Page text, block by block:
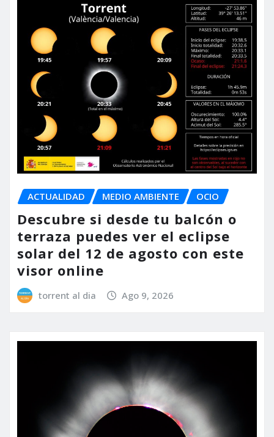
ACTUALIDAD MEDIO AMBIENTE OCIO
Descubre si desde tu balcón o
terraza puedes ver el eclipse
solar del 12 de agosto con este
visor online
torrent al dia Ago 9, 2026